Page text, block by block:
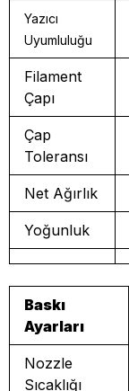
Yazıcı
Uyumluluğu
Filament
Çapı
Çap
Toleransı
Net Ağırlık
Yoğunluk
Baskı
Ayarları
Nozzle
Sıcaklığı